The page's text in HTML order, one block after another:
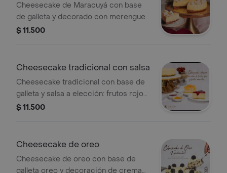
Cheesecake de Maracuyá con base
de galleta y decorado con merengue.
$ 11.500
Cheesecake tradicional con salsa
Cheesecake tradicional con base de
galleta y salsa a elección: frutos rojos
o frutos amarillos.
$ 11.500
Cheesecake de oreo
Cheesecake de oreo con base de
galleta oreo y decoración de crema